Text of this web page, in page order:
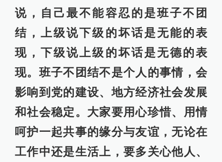
说，自己最不能容忍的是班子不团
结，上级说下级的坏话是无能的表
现，下级说上级的坏话是无德的表
现。班子不团结不是个人的事情，会
影响到党的建设、地方经济社会发展
和社会稳定。大家要用心珍惜、用情
呵护一起共事的缘分与友谊，无论在
工作中还是生活上，要多关心他人、